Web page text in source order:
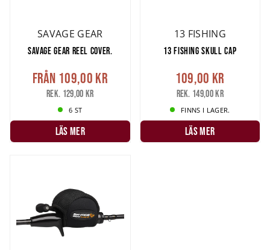
SAVAGE GEAR
SAVAGE GEAR REEL COVER.
Från 109,00 kr
Rek. 129,00 kr
6 ST
LÄS MER
13 FISHING
13 FISHING SKULL CAP
109,00 kr
Rek. 149,00 kr
FINNS I LAGER.
LÄS MER